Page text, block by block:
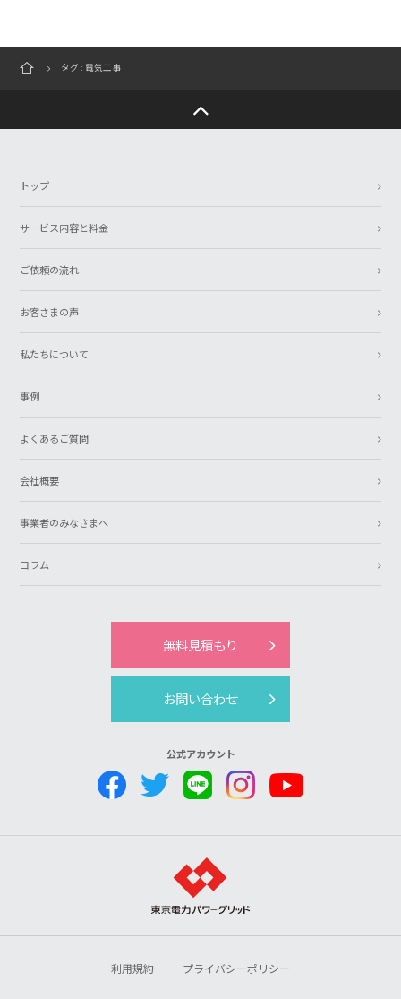
タグ : 電気工事
トップ
サービス内容と料金
ご依頼の流れ
お客さまの声
私たちについて
事例
よくあるご質問
会社概要
事業者のみなさまへ
コラム
無料見積もり
お問い合わせ
公式アカウント
利用規約 プライバシーポリシー